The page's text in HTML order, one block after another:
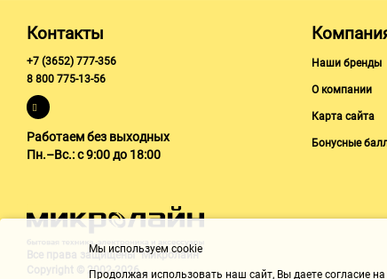
Контакты
+7 (3652) 777-356
8 800 775-13-56
Работаем без выходных
Пн.–Вс.: с 9:00 до 18:00
Наши бренды
О компании
Карта сайта
Бонусные
Все права защищены "Микролайн"
Copyright © 2002-2026
Мы используем cookie
Продолжая использовать наш cайт, Вы даете согласие